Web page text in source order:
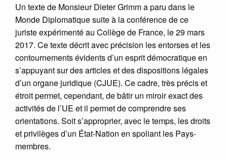
Un texte de Monsieur Dieter Grimm a paru dans le
Monde Diplomatique suite à la conférence de ce
juriste expérimenté au Collège de France, le 29 mars
2017. Ce texte décrit avec précision les entorses et les
contournements évidents d’un esprit démocratique en
s’appuyant sur des articles et des dispositions légales
d’un organe juridique (CJUE). Ce cadre, très précis et
étroit permet, cependant, de bâtir un miroir exact des
activités de l’UE et il permet de comprendre ses
orientations. Soit s’approprier, avec le temps, les droits
et privilèges d’un État-Nation en spoliant les Pays-
membres.